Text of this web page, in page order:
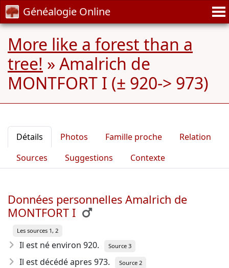
Généalogie Online
More like a forest than a
tree! » Amalrich de
MONTFORT I (± 920-> 973)
Détails Photos Famille proche
Relation
Sources
Suggestions Contexte
Données personnelles Amalrich de
MONTFORT I
Les sources 1, 2
Il est né environ 920. Source 3
Il est décédé apres 973. Source 2